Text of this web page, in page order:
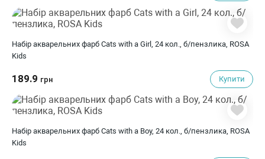
Набір акварельних фарб Cats with a Girl, 24 кол., б/пензлика, ROSA
Kids
189.9 грн Купити
Набір акварельних фарб Cats with a Boy, 24 кол., б/пензлика, ROSA
Kids